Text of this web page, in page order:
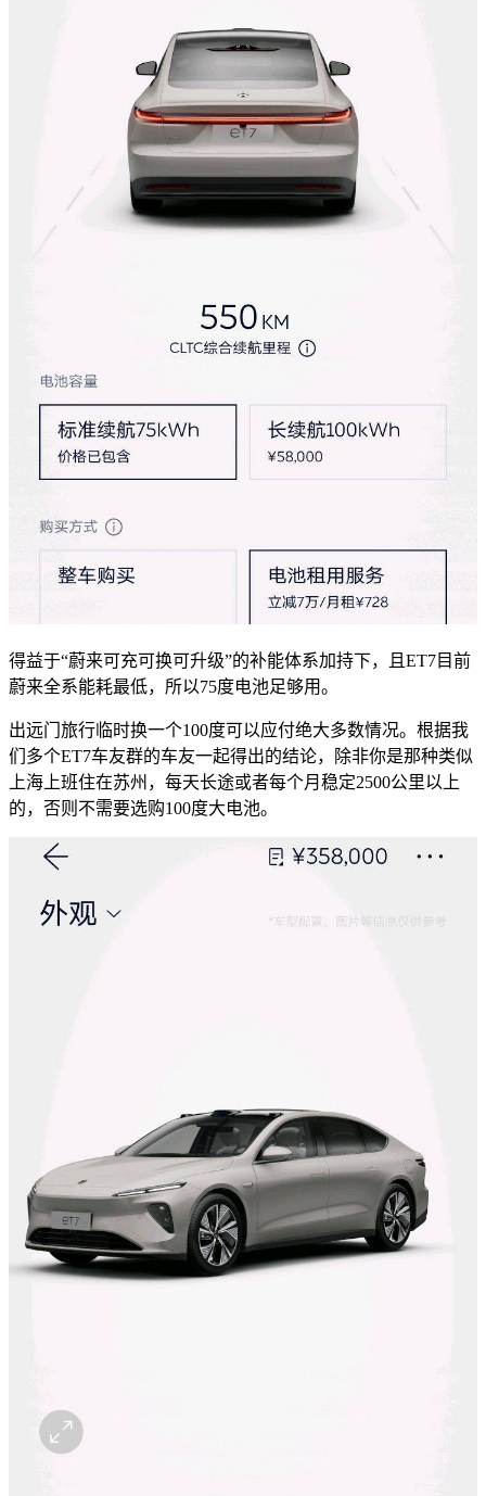
得益于“蔚来可充可换可升级”的补能体系加持下，且ET7目前
蔚来全系能耗最低，所以75度电池足够用。
出远门旅行临时换一个100度可以应付绝大多数情况。根据我
们多个ET7车友群的车友一起得出的结论，除非你是那种类似
上海上班住在苏州，每天长途或者每个月稳定2500公里以上
的，否则不需要选购100度大电池。